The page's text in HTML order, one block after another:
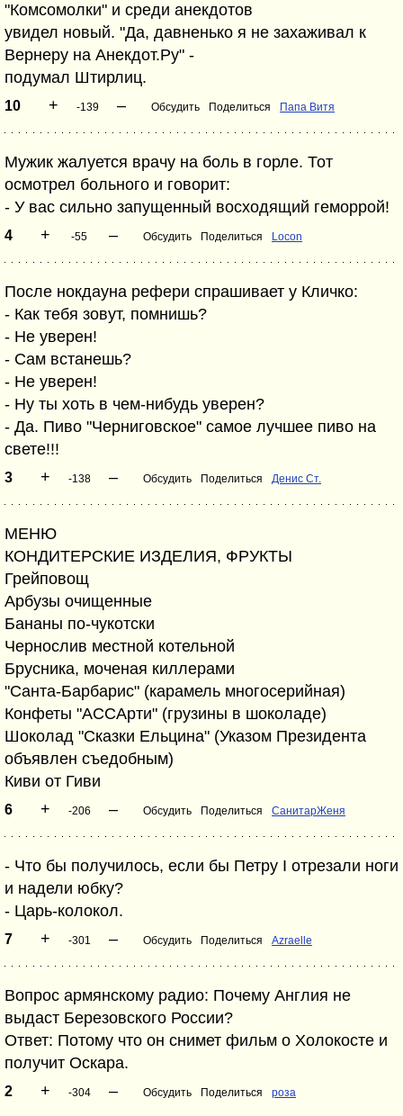
"Комсомолки" и среди анекдотов
увидел новый. "Да, давненько я не захаживал к
Вернеру на Анекдот.Ру" -
подумал Штирлиц.
10 + -139 – Обсудить Поделиться Папа Витя
Мужик жалуется врачу на боль в горле. Тот
осмотрел больного и говорит:
- У вас сильно запущенный восходящий геморрой!
4 + -55 – Обсудить Поделиться Locon
После нокдауна рефери спрашивает у Кличко:
- Как тебя зовут, помнишь?
- Не уверен!
- Сам встанешь?
- Не уверен!
- Ну ты хоть в чем-нибудь уверен?
- Да. Пиво "Черниговское" самое лучшее пиво на
свете!!!
3 + -138 – Обсудить Поделиться Денис Ст.
МЕНЮ
КОНДИТЕРСКИЕ ИЗДЕЛИЯ, ФРУКТЫ
Грейповощ
Арбузы очищенные
Бананы по-чукотски
Чернослив местной котельной
Брусника, моченая киллерами
"Санта-Барбарис" (карамель многосерийная)
Конфеты "АССАрти" (грузины в шоколаде)
Шоколад "Сказки Ельцина" (Указом Президента
объявлен съедобным)
Киви от Гиви
6 + -206 – Обсудить Поделиться СанитарЖеня
- Что бы получилось, если бы Петру I отрезали ноги
и надели юбку?
- Царь-колокол.
7 + -301 – Обсудить Поделиться Azraelle
Вопрос армянскому радио: Почему Англия не
выдаст Березовского России?
Ответ: Потому что он снимет фильм о Холокосте и
получит Оскара.
2 + -304 – Обсудить Поделиться роза